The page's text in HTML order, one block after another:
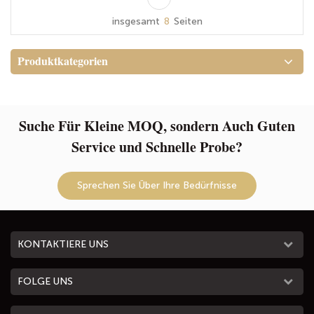
Haushaltspaket, einen
Rasurbeutel, ein Dopp -Kit usw
handeln.
insgesamt 8 Seiten
Produktkategorien
Suche Für Kleine MOQ, sondern Auch Guten
Service und Schnelle Probe?
Sprechen Sie Über Ihre Bedürfnisse
KONTAKTIERE UNS
FOLGE UNS